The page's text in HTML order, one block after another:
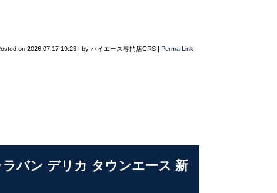
on 2026.07.17 19:23 | by ハイエース専門店CRS | Perma Link
バン デリカ タウンエース 新